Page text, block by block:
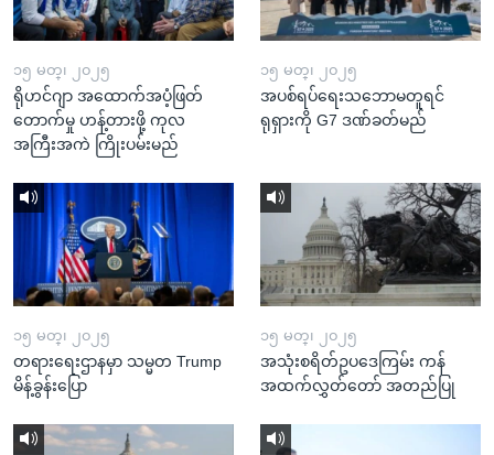
၁၅ မတ္၊ ၂၀၂၅
ရိုဟင်ဂျာ အထောက်အပံ့ဖြတ်
တောက်မှု ဟန့်တားဖို့ ကုလ
အကြီးအကဲ ကြိုးပမ်းမည်
၁၅ မတ္၊ ၂၀၂၅
အပစ်ရပ်ရေးသဘောမတူရင်
ရုရှားကို G7 ဒဏ်ခတ်မည်
၁၅ မတ္၊ ၂၀၂၅
တရားရေးဌာနမှာ သမ္မတ Trump
မိန့်ခွန်းပြော
၁၅ မတ္၊ ၂၀၂၅
အသုံးစရိတ်ဥပဒေကြမ်း ကန်
အထက်လွှတ်တော် အတည်ပြု